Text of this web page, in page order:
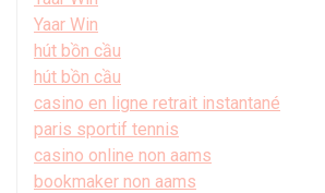
Yaar Win
hút bồn cầu
hút bồn cầu
casino en ligne retrait instantané
paris sportif tennis
casino online non aams
bookmaker non aams